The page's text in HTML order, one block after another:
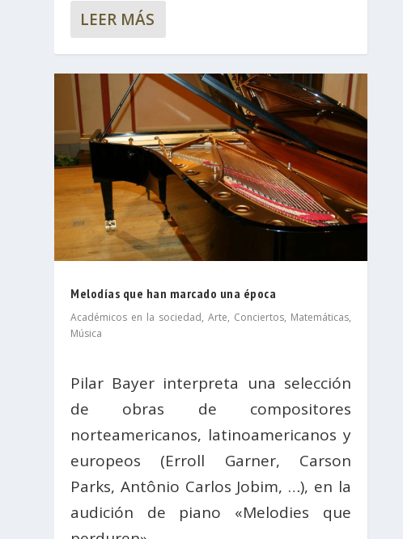
LEER MÁS
Melodías que han marcado una época
Académicos en la sociedad, Arte, Conciertos, Matemáticas,
Música
Pilar Bayer interpreta una selección
de obras de compositores
norteamericanos, latinoamericanos y
europeos (Erroll Garner, Carson
Parks, Antônio Carlos Jobim, …), en la
audición de piano «Melodies que